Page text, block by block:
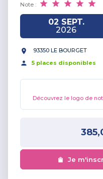
Note :
02 SEPT.
2026
93350 LE BOURGET
5 places disponibles
Découvrez le logo de
Je